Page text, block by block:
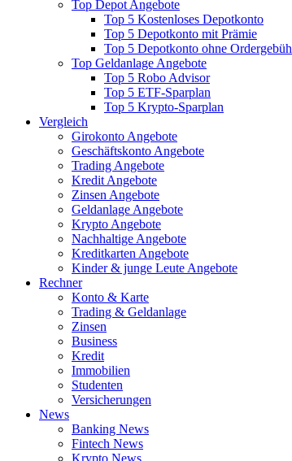
Top Depot Angebote
Top 5 Kostenloses Depotkonto
Top 5 Depotkonto mit Prämie
Top 5 Depotkonto ohne
Top Geldanlage Angebote
Top 5 Robo Advisor
Top 5 ETF-Sparplan
Top 5 Krypto-Sparplan
Vergleich
Girokonto Angebote
Geschäftskonto Angebote
Trading Angebote
Kredit Angebote
Zinsen Angebote
Geldanlage Angebote
Krypto Angebote
Nachhaltige Angebote
Kreditkarten Angebote
Kinder & junge Leute Angebote
Rechner
Konto & Karte
Trading & Geldanlage
Zinsen
Business
Kredit
Immobilien
Studenten
Versicherungen
News
Banking News
Fintech News
Krypto News